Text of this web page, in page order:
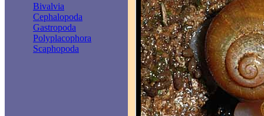
Bivalvia
Cephalopoda
Gastropoda
Polyplacophora
Scaphopoda